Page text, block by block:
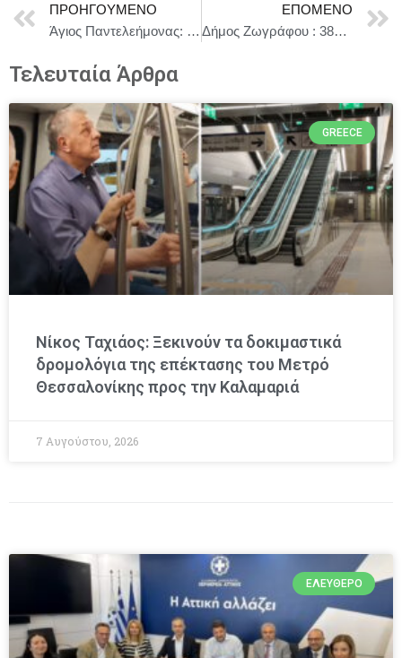
ΠΡΟΗΓΟΎΜΕΝΟ
Άγιος Παντελεήμονας: Νεκρός άνδρας από πυροβολισμό στο κεφάλι
ΕΠΌΜΕΝΟ
Δήμος Ζωγράφου : 38οι Πανελλήνιοι Θεατρικοί Αγώνες Ερασιτεχνικών Θιάσων στο Δήμο
Τελευταία Άρθρα
GREECE
Νίκος Ταχιάος: Ξεκινούν τα δοκιμαστικά
δρομολόγια της επέκτασης του Μετρό
Θεσσαλονίκης προς την Καλαμαριά
7 Αυγούστου, 2026
ΕΛΕΎΘΕΡΟ